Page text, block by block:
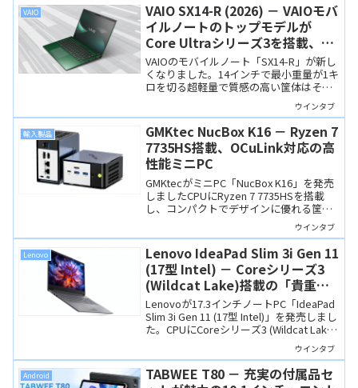
VAIO
VAIO SX14-R (2026) － VAIOモバ
イルノートのトップモデルが
Core Ultraシリーズ3を搭載、
Copilot+ PCになりました
VAIOのモバイルノート「SX14-R」が新し
くなりました。14インチで最小重量が1キ
ロを切る超軽量で質感の高い筐体はその
ままに、CPUにCore Ultraシリーズ3を搭
載するCopilot+ PCとなりました。ウインタブ
輸入製品
GMKtec NucBox K16 － Ryzen 7
7735HS搭載、OCuLink対応の高
性能ミニPC
GMKtecがミニPC「NucBox K16」を発売
しましたCPUにRyzen 7 7735HSを搭載
し、コンパクトでデザインに優れる筐体
を採用、OCuLinkもついています。ウインタブ
Lenovo
Lenovo IdeaPad Slim 3i Gen 11
(17型 Intel) － Coreシリーズ3
(Wildcat Lake)搭載の「貴重
な」17.3インチビジネスノート
Lenovoが17.3インチノートPC「IdeaPad
Slim 3i Gen 11 (17型 Intel)」を発売しまし
た。CPUにCoreシリーズ3 (Wildcat Lake)
を搭載し、大画面で作業しやすい貴重な
サイズのビジネスノートPCです。ウインタブ
Android
TABWEE T80 － 充実の付属品セ